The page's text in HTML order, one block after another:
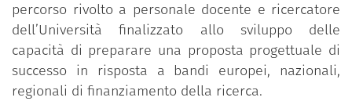
percorso rivolto a personale docente e ricercatore
dell’Università finalizzato allo sviluppo delle
capacità di preparare una proposta progettuale di
successo in risposta a bandi europei, nazionali,
regionali di finanziamento della ricerca.